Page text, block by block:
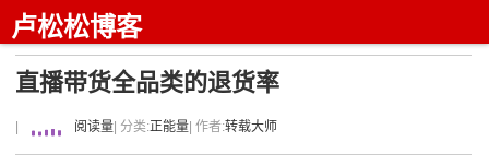
卢松松博客
直播带货全品类的退货率
阅读量 | 分类:正能量 | 作者:转载大师